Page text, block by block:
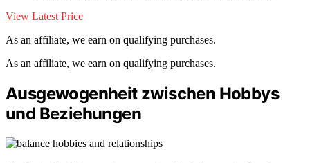
View Latest Price
As an affiliate, we earn on qualifying purchases.
As an affiliate, we earn on qualifying purchases.
Ausgewogenheit zwischen Hobbys
und Beziehungen